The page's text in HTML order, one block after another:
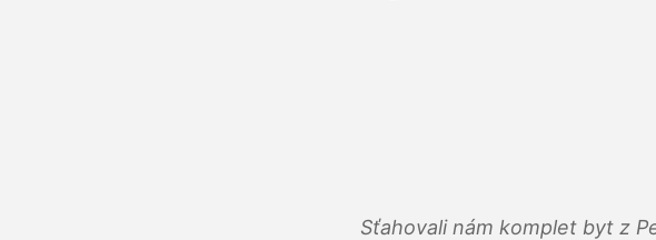
Sťahovali nám komplet byt z